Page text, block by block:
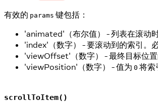
有效的 params 键包括：
'animated'（布尔值） - 列表在滚动
'index'（数字） - 要滚动到的索引。必
'viewOffset'（数字） - 最终目标位
'viewPosition'（数字） - 值为 0 将索
scrollToItem()